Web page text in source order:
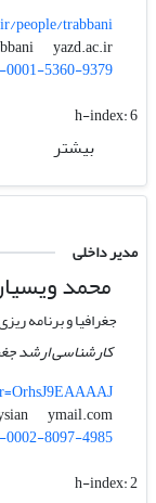
people/trabbani
trabbani
yazd.ac.ir
5360-9379
h-index:6
بیشتر
مدیر داخلی
محمد
جغرافیا و برنامه
کارشناسی ارشد
mwaysian
ymail.com
8097-4985
h-index:2